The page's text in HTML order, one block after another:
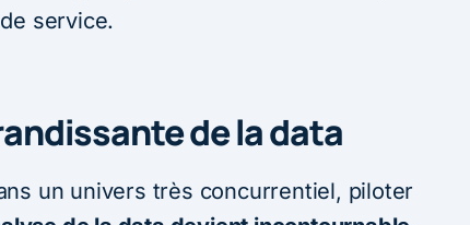
service.
de la data
un univers très concurrentiel, piloter